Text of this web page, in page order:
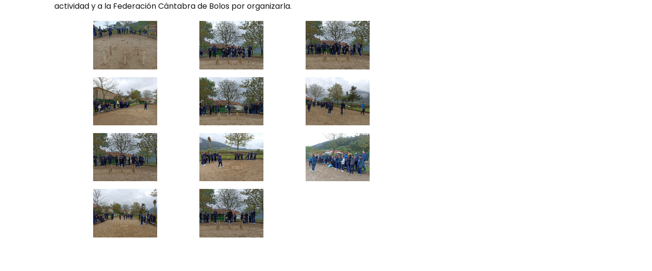
actividad y a la Federación Cántabra de Bolos por organizarla.